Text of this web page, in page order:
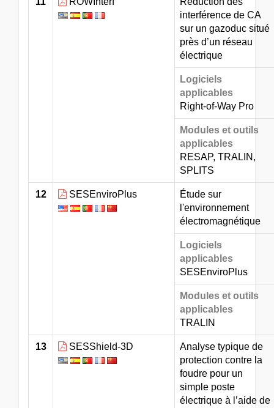
interférence de CA
sur un gazoduc situé
près d’un réseau
électrique
Logiciels
applicables
Right-of-Way Pro
Modules et outils
applicables
RESAP, TRALIN,
SPLITS
12 SESEnviroPlus
Étude sur
l'environnement
électromagnétique
Logiciels
applicables
SESEnviroPlus
Modules et outils
applicables
TRALIN
13 SESShield-3D
Analyse typique de
protection contre la
foudre pour un
simple poste
électrique à l’aide de